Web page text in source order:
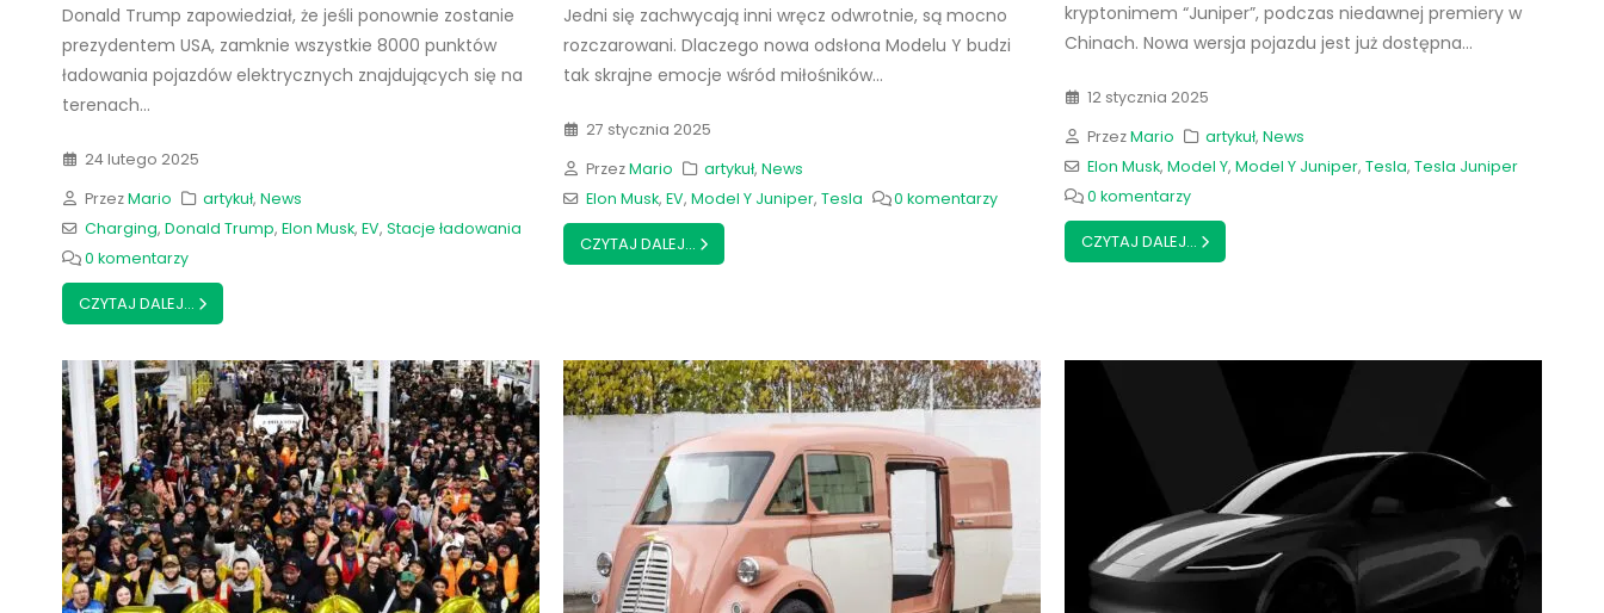
Donald Trump zapowiedział, że jeśli ponownie zostanie
prezydentem USA, zamknie wszystkie 8000 punktów
ładowania pojazdów elektrycznych znajdujących się na
terenach...
24 lutego 2025
PrzezMario artykuł,News
Charging, Donald Trump, Elon Musk, EV, Stacje ładowania
0 komentarzy
CZYTAJ DALEJ...
Jedni się zachwycają inni wręcz odwrotnie, są mocno
rozczarowani. Dlaczego nowa odsłona Modelu Y budzi
tak skrajne emocje wśród miłośników...
27 stycznia 2025
PrzezMario artykuł,News
Elon Musk, EV, Model Y Juniper, Tesla 0 komentarzy
CZYTAJ DALEJ...
kryptonimem “Juniper”, podczas niedawnej premiery w
Chinach. Nowa wersja pojazdu jest już dostępna...
12 stycznia 2025
PrzezMario artykuł,News
Elon Musk, Model Y, Model Y Juniper, Tesla, Tesla Juniper
0 komentarzy
CZYTAJ DALEJ...